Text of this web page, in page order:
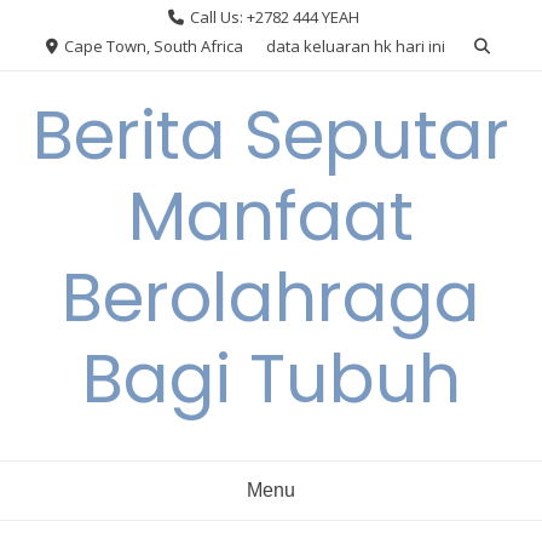
Call Us: +2782 444 YEAH
Cape Town, South Africa
data keluaran hk hari ini
Berita Seputar
Manfaat
Berolahraga
Bagi Tubuh
Menu